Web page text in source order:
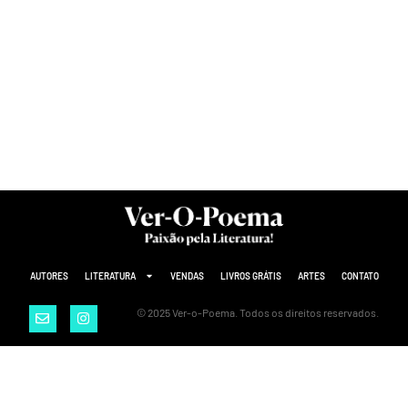
AUTORES LITERATURA VENDAS LIVROS GRÁTIS ARTES CONTATO
© 2025 Ver-o-Poema. Todos os direitos reservados.